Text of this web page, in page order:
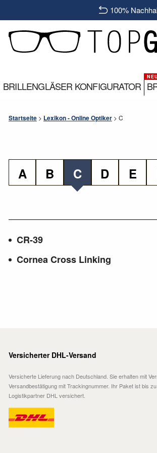
100%
BRILLENGLÄSER KONFIGURATOR
Startseite > Lexikon - Online Optiker > C
A B C D E
CR-39
Cornea Cross Linking
Versicherter DHL-Versand
Versicherte Lieferung nach Deutschland. Sie erhalten mit
Versandbestätigung mit Trackingnummer. Ihr Paket ist bis
Logistikpartner DHL versichert.